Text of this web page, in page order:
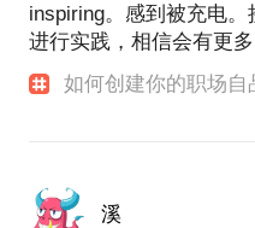
inspiring。感到被充电
进行实践，相信会有更
如何创建你的职场自
溪